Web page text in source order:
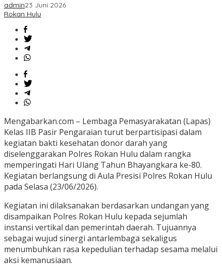
admin23 Juni 2026
Rokan Hulu
Mengabarkan.com – Lembaga Pemasyarakatan (Lapas)
Kelas IIB Pasir Pengaraian turut berpartisipasi dalam
kegiatan bakti kesehatan donor darah yang
diselenggarakan Polres Rokan Hulu dalam rangka
memperingati Hari Ulang Tahun Bhayangkara ke-80.
Kegiatan berlangsung di Aula Presisi Polres Rokan Hulu
pada Selasa (23/06/2026).
Kegiatan ini dilaksanakan berdasarkan undangan yang
disampaikan Polres Rokan Hulu kepada sejumlah
instansi vertikal dan pemerintah daerah. Tujuannya
sebagai wujud sinergi antarlembaga sekaligus
menumbuhkan rasa kepedulian terhadap sesama melalui
aksi kemanusiaan.